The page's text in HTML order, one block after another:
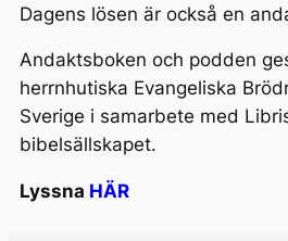
Dagens lösen är också en
Andaktsboken och podden
herrnhutiska Evangeliska
Sverige i samarbete med
bibelsällskapet.
Lyssna HÄR